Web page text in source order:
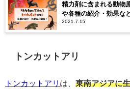
精力剤に含まれる動物
や各種の紹介・効果な
2021.7.15
トンカットアリ
トンカットアリ は、 東南アジアに